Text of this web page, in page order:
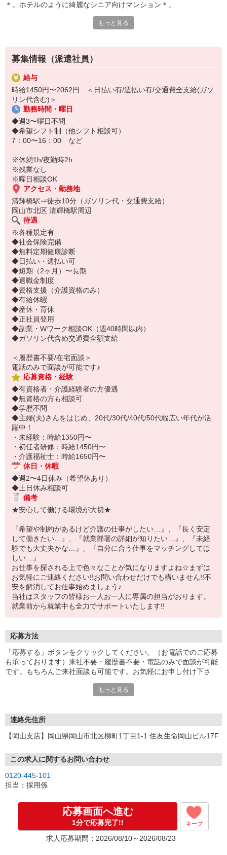
＊。ホテルのように綺麗なシニア向けマンション＊。
⇒入居者の安全と健康状態を把握
◆食事配膳・下膳
⇒入居者さまへの食事提供をサポート
◆生活サポート
⇒暮らしの悩みや困りごとに対する介助
...etc
まずは食事配膳などのカンタン業務からでOK！
入居者様は自立した方が多いので、身体負担少なめです◎
急募のため未経験OKの特別優遇で募集中！
経験・年齢が不安な方も、お気軽にご応募ください♪
もっと見る
募集情報（派遣社員）
給与
時給1450円〜2062円 ＜日払い有/週払い有/交通費全支給(ガソ
リン代含む)＞
勤務時間・曜日
◆週3〜曜日不問
◆希望シフト制（他シフト相談可）
7：00〜16：00 など
※休憩1h/夜勤時2h
※残業なし
※曜日相談OK
アクセス・勤務地
清輝橋駅⇒徒歩10分（ガソリン代・交通費支給）
岡山市北区 清輝橋駅周辺
待遇
※各種規定有
◆社会保険完備
◆無料定期健康診断
◆日払い・週払い可
◆短期（2ヶ月）〜長期
◆退職金制度
◆資格支援（介護資格のみ）
◆有給休暇
◆産休・育休
◆正社員登用
◆副業・Wワーク相談OK（週40時間以内）
◆ガソリン代含め交通費全額支給
＜履歴書不要/在宅面談＞
電話のみで面談が可能です♪
応募資格・経験
◆有資格者・介護経験者の方優遇
◆無資格の方も相談可
◆学歴不問
◆主婦(夫)さんをはじめ、20代/30代/40代/50代幅広い年代が活
躍中！
・未経験：時給1350円〜
・初任者研修：時給1450円〜
・介護福祉士：時給1650円〜
休日・休暇
◆週2〜4日休み（希望休あり）
◆土日休み相談可
備考
★安心して働ける環境が大切★
『希望や制約があるけど介護の仕事がしたい…』、『長く安定
して働きたい…』、『就業部署の詳細が知りたい…』、『未経
験でも大丈夫かな…』、『自分に合う仕事をマッチングしてほ
しい…』
お仕事を探される上で色々なことが気になりますよね☆まずは
お気軽にご連絡ください!!お問い合わせだけでも構いません!!不
安を解消してお仕事始めましょう♪
当社はスタッフの皆様お一人お一人に専属の担当がおります。
就業前から就業中も全力でサポートいたします!!
応募方法
「応募する」ボタンをクリックしてください。（お電話でのご応募
も承っております）来社不要・履歴書不要・電話のみで面談が可能
です。もちろんご来社面談も可能です。お気軽にお申し付け下さ
もっと見る
連絡先住所
【岡山支店】岡山県岡山市北区柳町1丁目1-1 住友生命岡山ビル17F
この求人に関するお問い合わせ
0120-445-101
担当：採用係
応募画面へ進む
1分で応募完了!! キープ
求人応募期間：2026/08/10～2026/08/23